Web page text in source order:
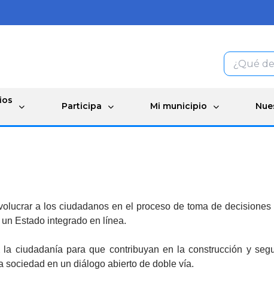
Participa Mi municipio
a los ciudadanos en el proceso de toma de
Estado integrado en línea.
ciudadanía para que contribuyan en la construcción y
sociedad en un diálogo abierto de doble vía.​​